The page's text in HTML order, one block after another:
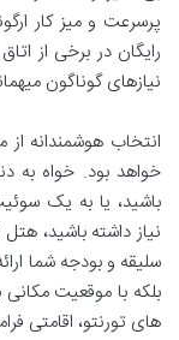
پرسرعت و میز کار
رایگان در برخی از
نیازهای گوناگون
انتخاب هوشمندانه
خواهد بود. خواه به
باشید، یا به یک
نیاز داشته باشید،
سلیقه و بودجه شما
بلکه با موقعیت
های تورنتو، اقامتی